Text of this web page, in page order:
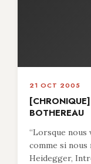
21 OCT 2005
BOTHEREAU
“Lorsque nous
comme si nous
Heidegger,